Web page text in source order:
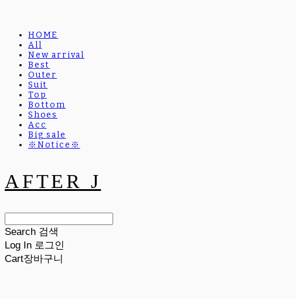
HOME
All
New arrival
Best
Outer
Suit
Top
Bottom
Shoes
Acc
Big sale
※Notice※
AFTER J
Search 검색
Log In 로그인
Cart장바구니